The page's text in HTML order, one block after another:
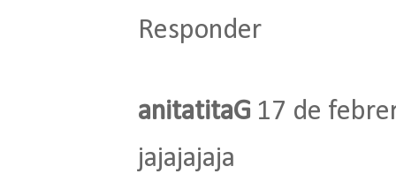
Responder
anitatitaG 17 de
jajajajaja